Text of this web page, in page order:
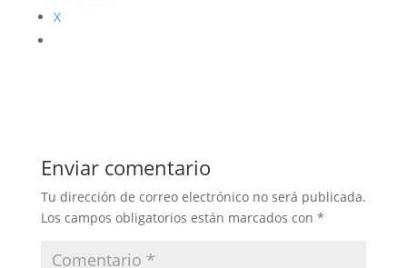
X
Enviar comentario
Tu dirección de correo electrónico no será publicada.
Los campos obligatorios están marcados con *